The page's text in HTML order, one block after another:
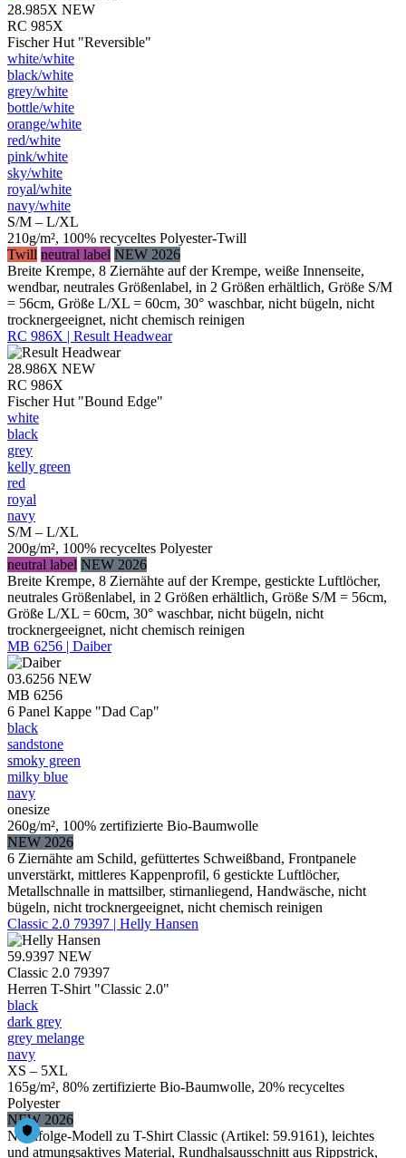
28.985X NEW
RC 985X
Fischer Hut "Reversible"
white/​white
black/​white
grey/​white
bottle/​white
orange/​white
red/​white
pink/​white
sky/​white
royal/​white
navy/​white
S/M – L/XL
210g/m², 100% recyceltes Polyester-Twill
Twill neutral label NEW 2026
Breite Krempe, 8 Ziernähte auf der Krempe, weiße Innenseite,
wendbar, neutrales Größenlabel, in 2 Größen erhältlich, Größe S/M
= 56cm, Größe L/XL = 60cm, 30° waschbar, nicht bügeln, nicht
trocknergeeignet, nicht chemisch reinigen
RC 986X | Result Headwear
28.986X NEW
RC 986X
Fischer Hut "Bound Edge"
white
black
grey
kelly green
red
royal
navy
S/M – L/XL
200g/m², 100% recyceltes Polyester
neutral label NEW 2026
Breite Krempe, 8 Ziernähte auf der Krempe, gestickte Luftlöcher,
neutrales Größenlabel, in 2 Größen erhältlich, Größe S/M = 56cm,
Größe L/XL = 60cm, 30° waschbar, nicht bügeln, nicht
trocknergeeignet, nicht chemisch reinigen
MB 6256 | Daiber
03.6256 NEW
MB 6256
6 Panel Kappe "Dad Cap"
black
sandstone
smoky green
milky blue
navy
onesize
260g/m², 100% zertifizierte Bio-Baumwolle
NEW 2026
6 Ziernähte am Schild, gefüttertes Schweißband, Frontpanele
unverstärkt, mittleres Kappenprofil, 6 gestickte Luftlöcher,
Metallschnalle in mattsilber, stirnanliegend, Handwäsche, nicht
bügeln, nicht trocknergeeignet, nicht chemisch reinigen
Classic 2.0 79397 | Helly Hansen
59.9397 NEW
Classic 2.0 79397
Herren T-Shirt "Classic 2.0"
black
dark grey
grey melange
navy
XS – 5XL
165g/m², 80% zertifizierte Bio-Baumwolle, 20% recyceltes
Polyester
NEW 2026
Nachfolge-Modell zu T-Shirt Classic (Artikel: 59.9161), leichtes
und atmungsaktives Material, Rundhalsausschnitt aus Rippstrick,